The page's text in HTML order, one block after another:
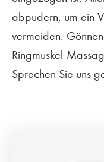
abpudern, um ein
vermeiden.
Ringmuskel-
Sprechen Sie uns